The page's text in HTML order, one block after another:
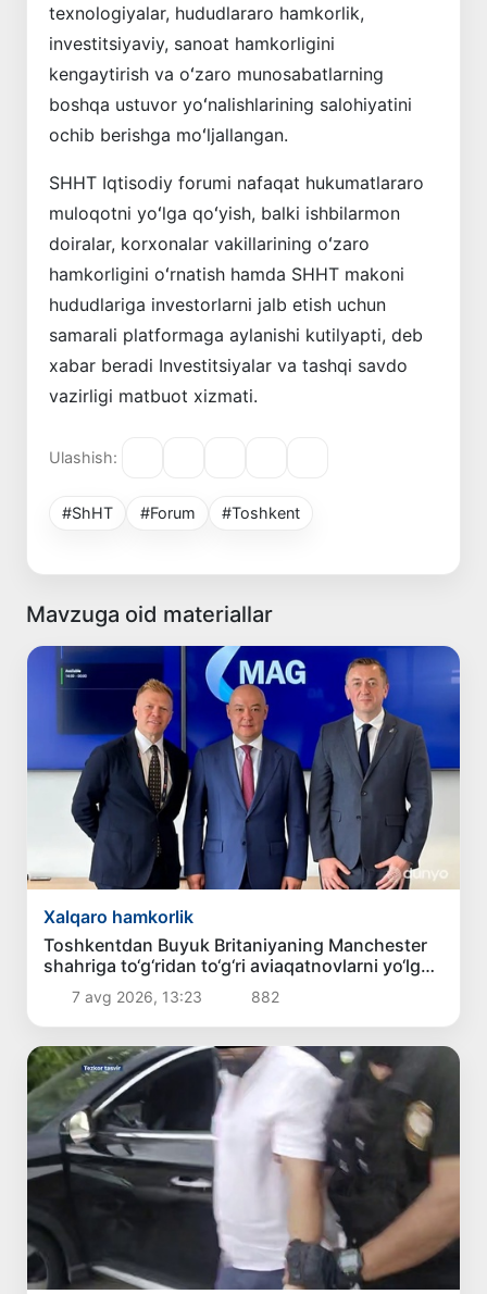
texnologiyalar, hududlararo hamkorlik,
investitsiyaviy, sanoat hamkorligini
kengaytirish va oʻzaro munosabatlarning
boshqa ustuvor yoʻnalishlarining salohiyatini
ochib berishga moʻljallangan.
SHHT Iqtisodiy forumi nafaqat hukumatlararo
muloqotni yoʻlga qoʻyish, balki ishbilarmon
doiralar, korxonalar vakillarining oʻzaro
hamkorligini oʻrnatish hamda SHHT makoni
hududlariga investorlarni jalb etish uchun
samarali platformaga aylanishi kutilyapti, deb
xabar beradi Investitsiyalar va tashqi savdo
vazirligi matbuot xizmati.
Ulashish:
#ShHT #Forum #Toshkent
Mavzuga oid materiallar
Xalqaro hamkorlik
Toshkentdan Buyuk Britaniyaning Manchester
shahriga to‘g‘ridan to‘g‘ri aviaqatnovlarni yo‘lga
qo‘yish masalasi ko‘rib chiqilmoqda
7 avg 2026, 13:23 882